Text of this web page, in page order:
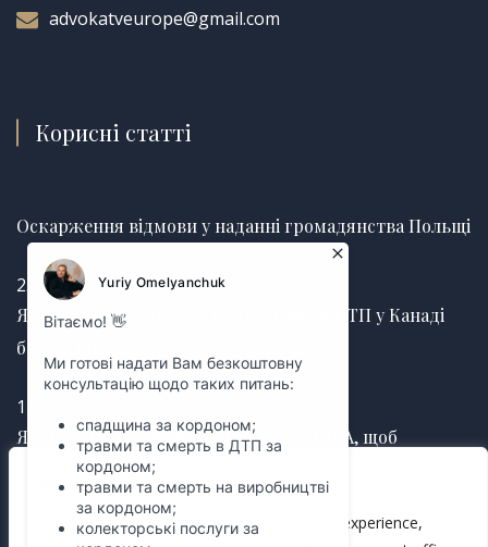
We value your privacy
We use cookies to enhance your browsing experience,
advokatveurope@gmail.com
Корисні статті
Оскарження відмови у наданні громадянства Польщі
25.06.2026
Як отримати страхову виплату після ДТП у Канаді
без затримок
12.03.2025
Як правильно оформити заповіт у США, щоб
уникнути судових суперечок
12.03.2025